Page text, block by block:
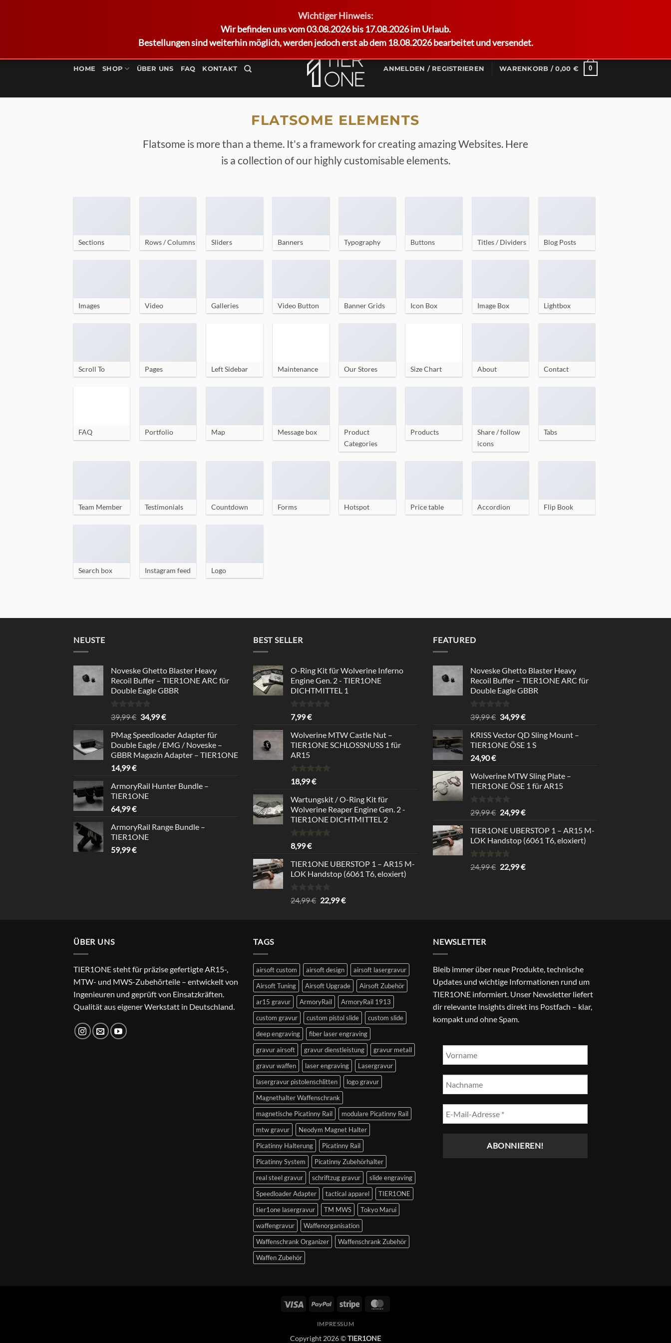
Wichtiger Hinweis:
Wir befinden uns vom 03.08.2026 bis 17.08.2026 im Urlaub.
Bestellungen sind weiterhin möglich, werden jedoch erst ab dem 18.08.2026 bearbeitet und versendet.
Inhalt
HOME SHOP ÜBER UNS FAQ KONTAKT ANMELDEN / REGISTRIEREN WARENKORB /0,00 € 0
FLATSOME ELEMENTS
Flatsome is more than a theme. It's a framework for creating amazing Websites. Here
is a collection of our highly customisable elements.
Sections Rows / Columns Sliders Banners Typography Buttons Titles / Dividers Blog Posts
Images Video Galleries Video Button Banner Grids Icon Box Image Box Lightbox
Scroll To Pages Left Sidebar Maintenance Our Stores Size Chart About Contact
FAQ Portfolio Map Message box
Product
Categories
Products
Share / follow
icons
Tabs
Team Member Testimonials Countdown Forms Hotspot Price table Accordion Flip Book
Search box Instagram feed Logo
NEUSTE
Noveske Ghetto Blaster Heavy
Recoil Buffer – TIER1ONE ARC für
Double Eagle GBBR
Rated5.00
out of 5
39,99€ Original
was:
39,99 €.
34,99€Current
is:
34,99 €.
PMag Speedloader Adapter für
Double Eagle / EMG / Noveske –
GBBR Magazin Adapter – TIER1ONE
14,99€
ArmoryRail Hunter Bundle –
TIER1ONE
64,99€
ArmoryRail Range Bundle –
TIER1ONE
59,99€
BEST SELLER
O-Ring Kit für Wolverine Inferno
Engine Gen. 2 - TIER1ONE
DICHTMITTEL 1
Rated
out of 5
7,99€
Wolverine MTW Castle Nut –
TIER1ONE SCHLOSSNUSS 1 für
AR15
Rated5.00
out of 5
18,99€
Wartungskit / O-Ring Kit für
Wolverine Reaper Engine Gen. 2 -
TIER1ONE DICHTMITTEL 2
Rated
out of 5
8,99€
TIER1ONE UBERSTOP 1 – AR15 M-
LOK Handstop (6061 T6, eloxiert)
Rated4.67
out of 5
24,99€ Original
22,99€Current
FEATURED
Noveske Ghetto Blaster Heavy
Recoil Buffer – TIER1ONE ARC für
Double Eagle GBBR
Rated5.00
out of 5
39,99€ Original
was:
39,99 €.
34,99€Current
is:
34,99 €.
KRISS Vector QD Sling Mount –
TIER1ONE ÖSE 1 S
24,90€
Wolverine MTW Sling Plate –
TIER1ONE ÖSE 1 für AR15
Rated5.00
out of 5
29,99€ Original
was:
29,99 €.
24,99€Current
is:
24,99 €.
TIER1ONE UBERSTOP 1 – AR15 M-
LOK Handstop (6061 T6, eloxiert)
Rated4.67
out of 5
24,99€ Original
22,99€Current
ÜBER UNS
TIER1ONE steht für präzise gefertigte AR15-,
MTW- und MWS-Zubehörteile – entwickelt von
Ingenieuren und geprüft von Einsatzkräften.
Qualität aus eigener Werkstatt in Deutschland.
TAGS
airsoft custom airsoft design
airsoft lasergravur
Airsoft Tuning
Airsoft Upgrade
Airsoft Zubehör
ar15 gravur
ArmoryRail
ArmoryRail 1913
custom gravur
custom pistol slide
custom slide
deep engraving
fiber laser engraving
gravur airsoft
gravur dienstleistung
gravur metall
gravur waffen
laser engraving
Lasergravur
lasergravur pistolenschlitten
logo gravur
Magnethalter Waffenschrank
magnetische Picatinny Rail
modulare Picatinny Rail
mtw gravur
Neodym Magnet Halter
Picatinny Halterung
Picatinny Rail
Picatinny System
Picatinny Zubehörhalter
real steel gravur
schriftzug gravur
slide engraving
Speedloader Adapter
tactical apparel
TIER1ONE
tier1one lasergravur
TM MWS
Tokyo Marui
waffengravur
Waffenorganisation
Waffenschrank Organizer
Waffenschrank Zubehör
Waffen Zubehör
NEWSLETTER
Bleib immer über neue Produkte, technische
Updates und wichtige Informationen rund um
TIER1ONE informiert. Unser Newsletter liefert
dir relevante Insights direkt ins Postfach – klar,
kompakt und ohne Spam.
Visum PayPal Streifen
IMPRESSUM
Copyright 2026 ©TIER1ONE